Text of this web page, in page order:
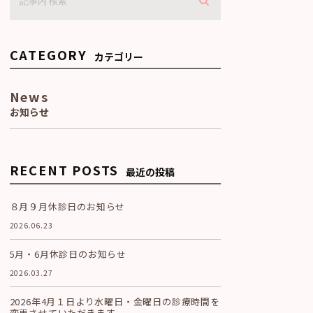
CATEGORY カテゴリー
News
お知らせ
RECENT POSTS 最近の投稿
８月９月休診日のお知らせ
2026.06.23
5月・6月休診日のお知らせ
2026.03.27
2026年4月１日より水曜日・金曜日の診療時間を